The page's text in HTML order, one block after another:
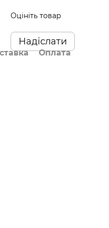
Оцініть товар
Надіслати
Оплата